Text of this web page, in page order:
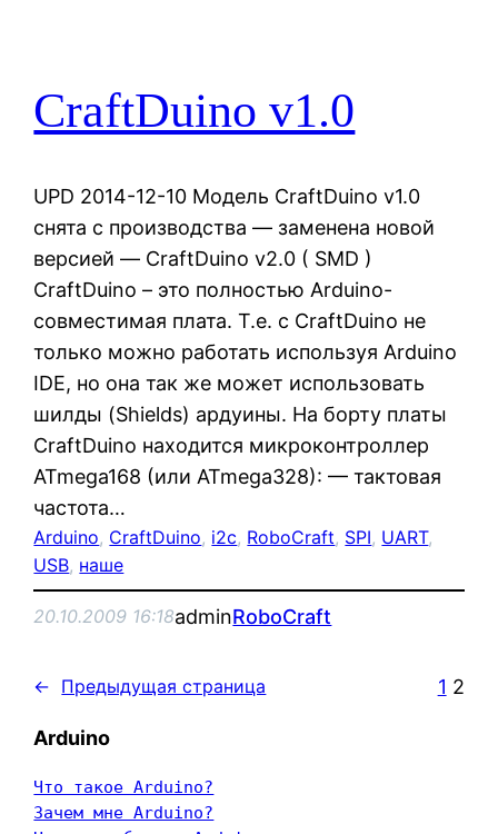
CraftDuino v1.0
UPD 2014-12-10 Модель CraftDuino v1.0
снята с производства — заменена новой
версией — CraftDuino v2.0 ( SMD )
CraftDuino – это полностью Arduino-
совместимая плата. Т.е. с CraftDuino не
только можно работать используя Arduino
IDE, но она так же может использовать
шилды (Shields) ардуины. На борту платы
CraftDuino находится микроконтроллер
ATmega168 (или ATmega328): — тактовая
частота…
Arduino, CraftDuino, i2c, RoboCraft, SPI, UART
USB, наше
20.10.2009 16:18adminRoboCraft
← Предыдущая страница 1 2
Arduino
Что такое Arduino?
Зачем мне Arduino?